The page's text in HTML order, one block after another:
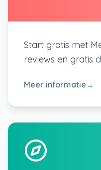
Start gratis met
reviews en gratis
Meer informatie →